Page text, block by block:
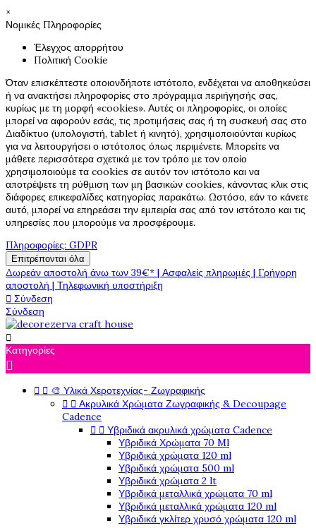
×
Νομικές Πληροφορίες
Έλεγχος απορρήτου
Πολιτική Cookie
Όταν επισκέπτεστε οποιονδήποτε ιστότοπο, ενδέχεται να αποθηκεύσει
ή να ανακτήσει πληροφορίες στο πρόγραμμα περιήγησής σας,
κυρίως με τη μορφή «cookies». Αυτές οι πληροφορίες, οι οποίες
μπορεί να αφορούν εσάς, τις προτιμήσεις σας ή τη συσκευή σας στο
Διαδίκτυο (υπολογιστή, tablet ή κινητό), χρησιμοποιούνται κυρίως
για να λειτουργήσει ο ιστότοπος όπως περιμένετε. Μπορείτε να
μάθετε περισσότερα σχετικά με τον τρόπο με τον οποίο
χρησιμοποιούμε τα cookies σε αυτόν τον ιστότοπο και να
αποτρέψετε τη ρύθμιση των μη βασικών cookies, κάνοντας κλικ στις
διάφορες επικεφαλίδες κατηγορίας παρακάτω. Ωστόσο, εάν το κάνετε
αυτό, μπορεί να επηρεάσει την εμπειρία σας από τον ιστότοπο και τις
υπηρεσίες που μπορούμε να προσφέρουμε.
Πληροφορίες: GDPR
Επιτρέπονται όλα
Δωρεάν αποστολή άνω των 39€* | Ασφαλείς πληρωμές | Γρήγορη
αποστολή | Τηλεφωνική υποστήριξη
 Σύνδεση
Σύνδεση

Κατηγορίες

  🎨 Υλικά Χεροτεχνίας- Ζωγραφικής
  Ακρυλικά Χρώματα Ζωγραφικής & Decoupage
Cadence
  Υβριδικά ακρυλικά χρώματα Cadence
Υβριδικά Χρώματα 70 Ml
Υβριδικά χρώματα 120 ml
Υβριδικά χρώματα 500 ml
Υβριδικά χρώματα 2 lt
Υβριδικά μεταλλικά χρώματα 70 ml
Υβριδικά μεταλλικά χρώματα 120 ml
Υβριδικά γκλίτερ χρυσό χρώματα 120 ml